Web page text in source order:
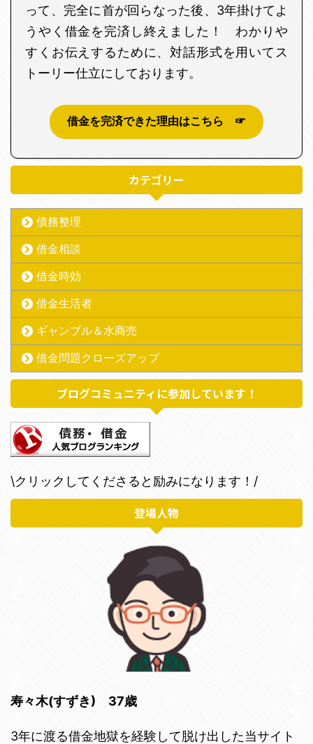
って、完全に首が回らなった後、3年掛けてよ
うやく借金を完済し終えました！ わかりや
すくお伝えするために、対話形式を用いてス
トーリー仕立にしております。
借金を完済できた理由はこちら ☞
カテゴリー
債務整理
借金相談
借金時効
借金生活者
ギャンブル＆水商売
借金問題クローズアップ
ブログコミュニティに参加しています！
\クリックしてくださると励みになります！/
登場人物
寿々木(すずき) 37歳
3年に渡る借金地獄を経験して脱け出した当サイト